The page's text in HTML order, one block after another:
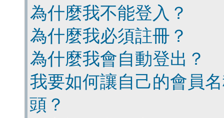
為什麼我不能登入？
為什麼我必須註冊？
為什麼我會自動登出？
我要如何讓自己的會員
頭？